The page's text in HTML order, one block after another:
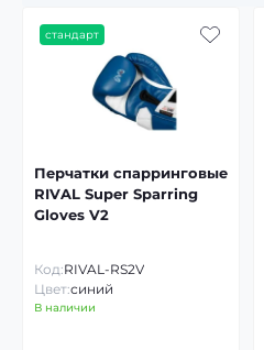
стандарт
Перчатки спарринговые
RIVAL Super Sparring
Gloves V2
Код:RIVAL-RS2V
Цвет:синий
В наличии